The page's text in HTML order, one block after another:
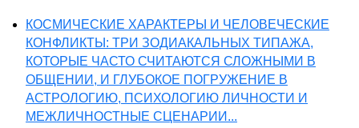
КОСМИЧЕСКИЕ ХАРАКТЕРЫ И ЧЕЛОВЕЧЕСКИЕ
КОНФЛИКТЫ: ТРИ ЗОДИАКАЛЬНЫХ ТИПАЖА,
КОТОРЫЕ ЧАСТО СЧИТАЮТСЯ СЛОЖНЫМИ В
ОБЩЕНИИ, И ГЛУБОКОЕ ПОГРУЖЕНИЕ В
АСТРОЛОГИЮ, ПСИХОЛОГИЮ ЛИЧНОСТИ И
МЕЖЛИЧНОСТНЫЕ СЦЕНАРИИ...